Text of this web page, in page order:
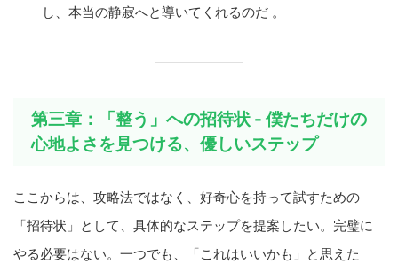
し、本当の静寂へと導いてくれるのだ 。
第三章：「整う」への招待状 - 僕たちだけの
心地よさを見つける、優しいステップ
ここからは、攻略法ではなく、好奇心を持って試すための
「招待状」として、具体的なステップを提案したい。完璧に
やる必要はない。一つでも、「これはいいかも」と思えた